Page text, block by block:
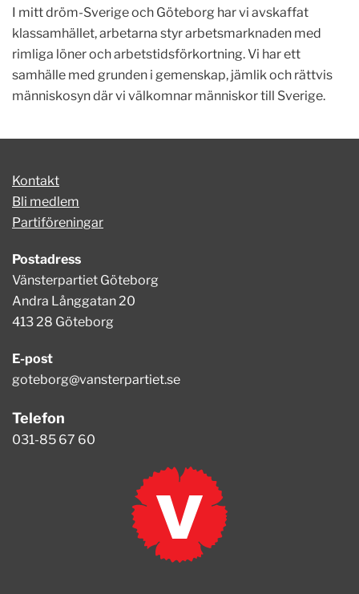
I mitt dröm-Sverige och Göteborg har vi avskaffat
klassamhället, arbetarna styr arbetsmarknaden med
rimliga löner och arbetstidsförkortning. Vi har ett
samhälle med grunden i gemenskap, jämlik och rättvis
människosyn där vi välkomnar människor till Sverige.
Kontakt
Bli medlem
Partiföreningar
Postadress
Vänsterpartiet Göteborg
Andra Långgatan 20
413 28 Göteborg
E-post
goteborg@vansterpartiet.se
Telefon
031-85 67 60